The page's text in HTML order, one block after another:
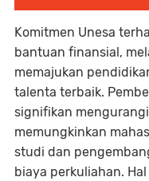
Komitmen Unesa
bantuan finansial,
memajukan
talenta terbaik.
signifikan
memungkinkan
studi dan
biaya perkuliahan.